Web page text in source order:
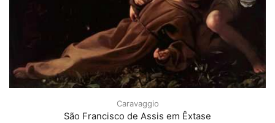
Caravaggio
São Francisco de Assis em Êxtase